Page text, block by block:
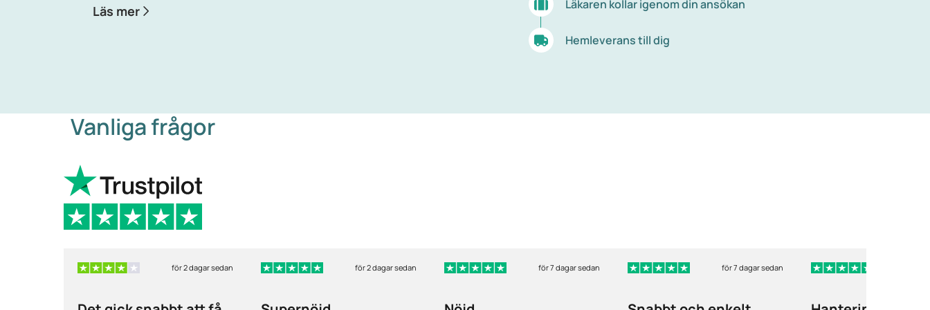
Läs mer Läkaren kollar igenom din ansökan
Hemleverans till dig
Vanliga frågor
för 2 dagar sedan för 2 dagar sedan för 7 dagar sedan för 7 dagar sedan